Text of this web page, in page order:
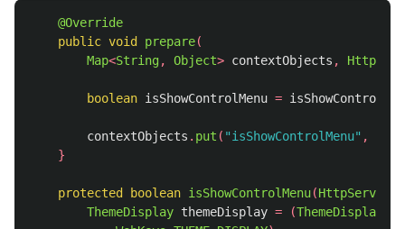
@Override
public void prepare(
Map<String, Object> contextObjects ,
boolean isShowControlMenu =
contextObjects . put ( "isShowControlMenu" ,
}
protected boolean isShowControlMenu(
ThemeDisplay themeDisplay = (ThemeDisplay